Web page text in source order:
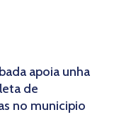
apoia unha
de
no municipio